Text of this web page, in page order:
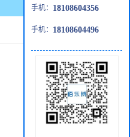
手机： 18108604356
手机： 18108604496